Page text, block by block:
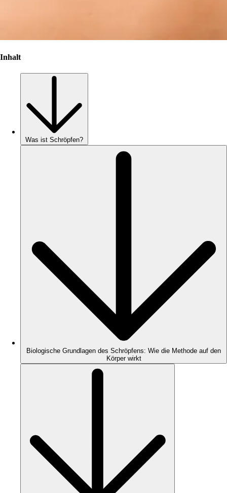
Inhalt
Was ist Schröpfen?
Biologische Grundlagen des Schröpfens: Wie die Methode auf den
Körper wirkt